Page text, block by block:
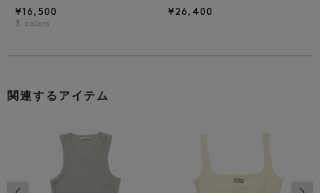
¥16,500
3 colors
¥26,400
関連するアイテム
前の画像